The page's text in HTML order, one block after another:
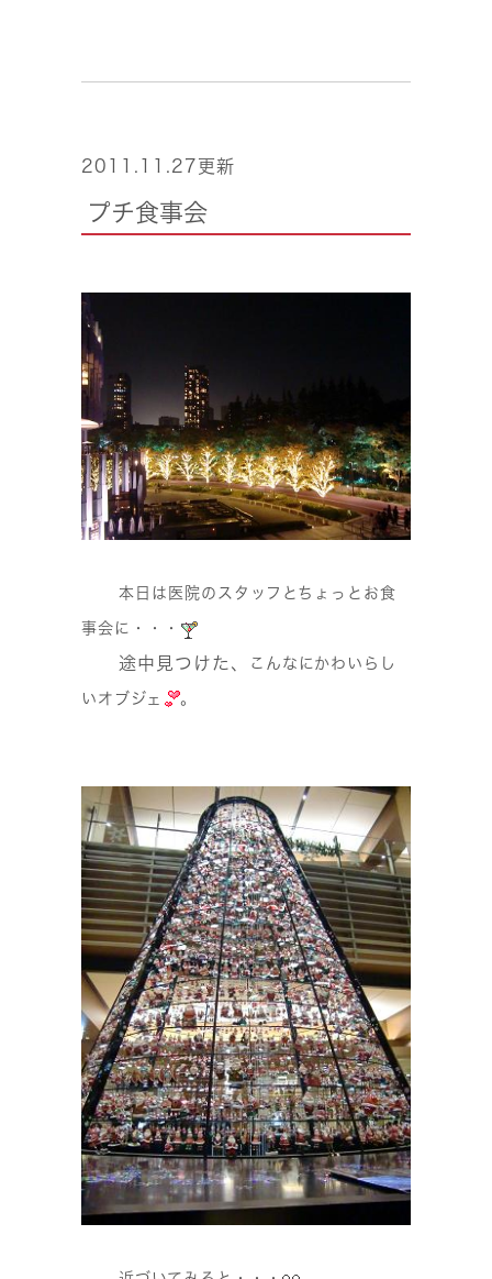
2011.11.27更新
プチ食事会
本日は医院のスタッフとちょっとお食
事会に・・・
途中見つけた、 こんなにかわいらし
いオブジェ 。